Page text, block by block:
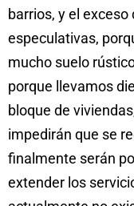
barrios, y el
especulativas,
mucho suelo
porque llevamos
bloque de
impedirán que se
finalmente serán
extender los